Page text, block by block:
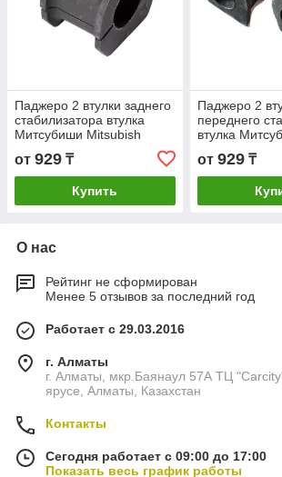
Паджеро 2 втулки заднего
стабилизатора втулка
Митсубиши Mitsubish
Pajero второе поколение
от 929 ₸
Купить
Паджеро 2
переднего
втулка
Mitsubish
поколение
от 929₸
О нас
Рейтинг не сформирован
Менее 5 отзывов за последний год
Работает с 29.03.2016
г. Алматы
г. Алматы, мкр.Баянаул 57А ТЦ
ярусе, Алматы, Казахстан
Контакты
Сегодня работает с 09:00 до 17:00
Показать весь график работы